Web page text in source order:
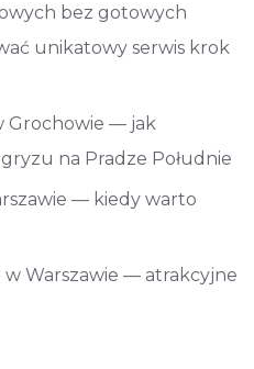
bez gotowych
unikatowy serwis krok
Grochowie — jak
na Pradze Południe
— kiedy warto
Warszawie — atrakcyjne